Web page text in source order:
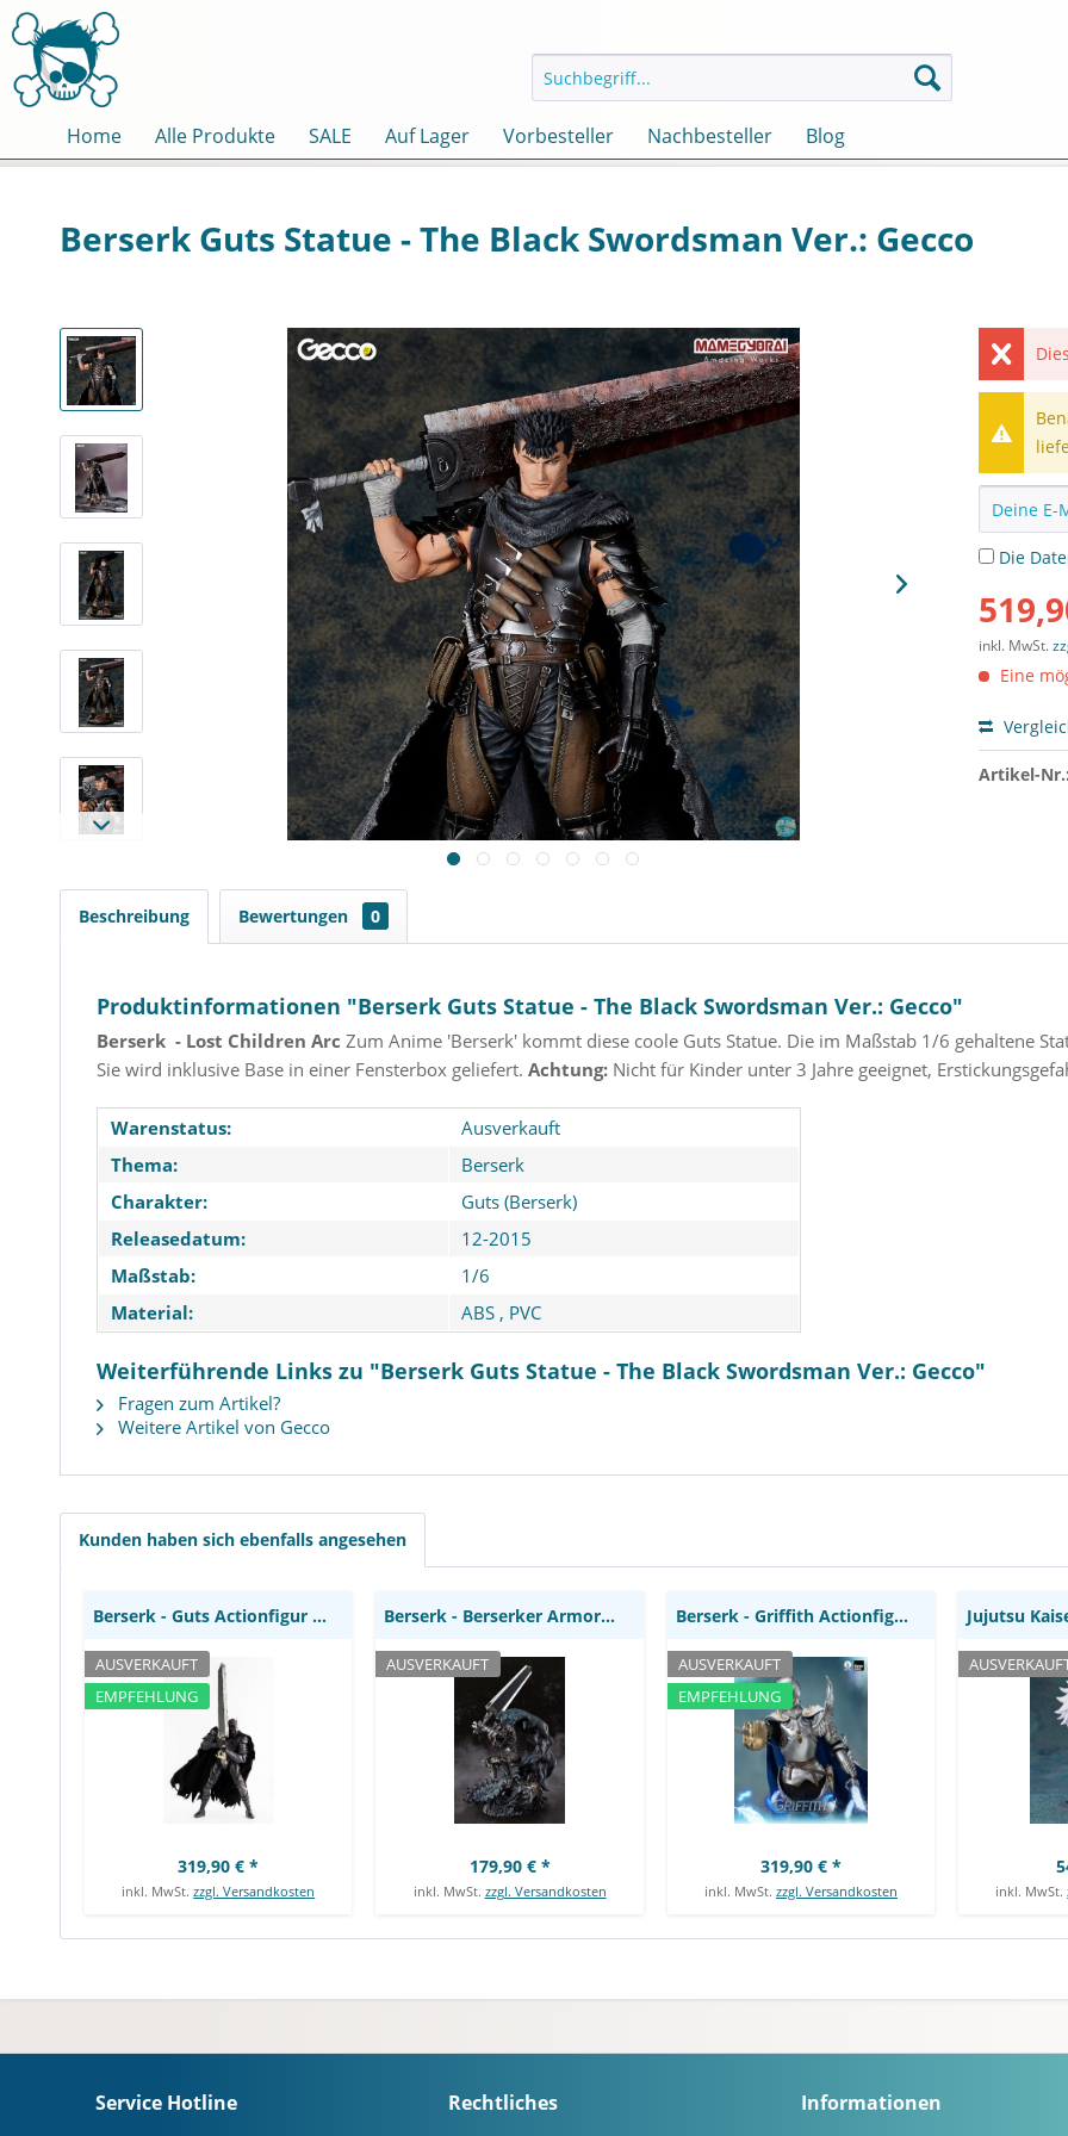
Home Alle Produkte SALE Auf Lager Vorbesteller Nachbesteller Blog
Berserk Guts Statue - The Black Swordsman Ver.: Gecco
Die
inkl. MwSt.
Eine
Artikel-Nr.:
Beschreibung Bewertungen 0
Produktinformationen "Berserk Guts Statue - The Black Swordsman Ver.: Gecco"
Berserk - Lost Children Arc Zum Anime 'Berserk' kommt diese coole Guts Statue. Die im Maßstab 1/6 gehaltene
Sie wird inklusive Base in einer Fensterbox geliefert. Achtung: Nicht für Kinder unter 3 Jahre geeignet,
Warenstatus:
Ausverkauft
Thema:
Berserk
Charakter:
Guts (Berserk)
Releasedatum:
12-2015
Maßstab:
1/6
Material:
ABS , PVC
Weiterführende Links zu "Berserk Guts Statue - The Black Swordsman Ver.: Gecco"
Fragen zum Artikel?
Weitere Artikel von Gecco
Kunden haben sich ebenfalls angesehen
Berserk - Guts Actionfigur /
AUSVERKAUFT
EMPFEHLUNG
Berserk - Guts Actionfigur / Berserker Armor...
319,90 € *
inkl. MwSt.zzgl. Versandkosten
AUSVERKAUFT
Berserk - Berserker Armor Guts Statue /...
179,90 € *
inkl. MwSt. zzgl. Versandkosten
AUSVERKAUFT
EMPFEHLUNG
Berserk - Griffith Actionfigur / Reborn Band of...
319,90 € *
inkl. MwSt. zzgl. Versandkosten inkl. MwSt.
Service Hotline Rechtliches Informationen